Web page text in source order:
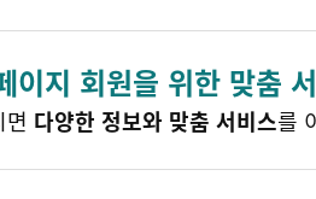
이지 회원을 위한 맞춤
다양한 정보와 맞춤 서비스를